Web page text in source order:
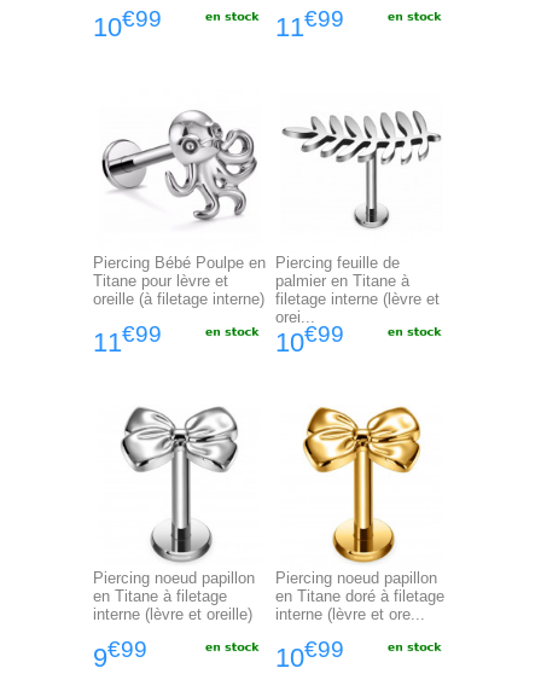
10€99 11€99
Piercing Bébé Poulpe en
Titane pour lèvre et
oreille (à filetage interne)
11€99
Piercing feuille de
palmier en Titane à
filetage interne (lèvre et
orei...
10€99
Piercing noeud papillon
en Titane à filetage
interne (lèvre et oreille)
9€99
Piercing noeud papillon
en Titane doré à filetage
interne (lèvre et ore...
10€99